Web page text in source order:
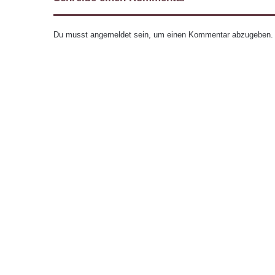
Du musst angemeldet sein, um einen Kommentar abzugeben.